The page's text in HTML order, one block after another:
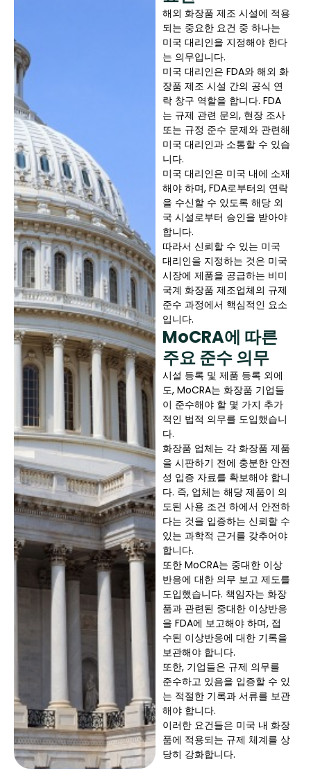
해외 화장품 제조 시설에 적용
되는 중요한 요건 중 하나는
미국 대리인을 지정해야 한다
는 의무입니다.
미국 대리인은 FDA와 해외 화
장품 제조 시설 간의 공식 연
락 창구 역할을 합니다. FDA
는 규제 관련 문의, 현장 조사
또는 규정 준수 문제와 관련해
미국 대리인과 소통할 수 있습
니다.
미국 대리인은 미국 내에 소재
해야 하며, FDA로부터의 연락
을 수신할 수 있도록 해당 외
국 시설로부터 승인을 받아야
합니다.
따라서 신뢰할 수 있는 미국
대리인을 지정하는 것은 미국
시장에 제품을 공급하는 비미
국계 화장품 제조업체의 규제
준수 과정에서 핵심적인 요소
입니다.
MoCRA에 따른
주요 준수 의무
시설 등록 및 제품 등록 외에
도, MoCRA는 화장품 기업들
이 준수해야 할 몇 가지 추가
적인 법적 의무를 도입했습니
다.
화장품 업체는 각 화장품 제품
을 시판하기 전에 충분한 안전
성 입증 자료를 확보해야 합니
다. 즉, 업체는 해당 제품이 의
도된 사용 조건 하에서 안전하
다는 것을 입증하는 신뢰할 수
있는 과학적 근거를 갖추어야
합니다.
또한 MoCRA는 중대한 이상
반응에 대한 의무 보고 제도를
도입했습니다. 책임자는 화장
품과 관련된 중대한 이상반응
을 FDA에 보고해야 하며, 접
수된 이상반응에 대한 기록을
보관해야 합니다.
또한, 기업들은 규제 의무를
준수하고 있음을 입증할 수 있
는 적절한 기록과 서류를 보관
해야 합니다.
이러한 요건들은 미국 내 화장
품에 적용되는 규제 체계를 상
당히 강화합니다.